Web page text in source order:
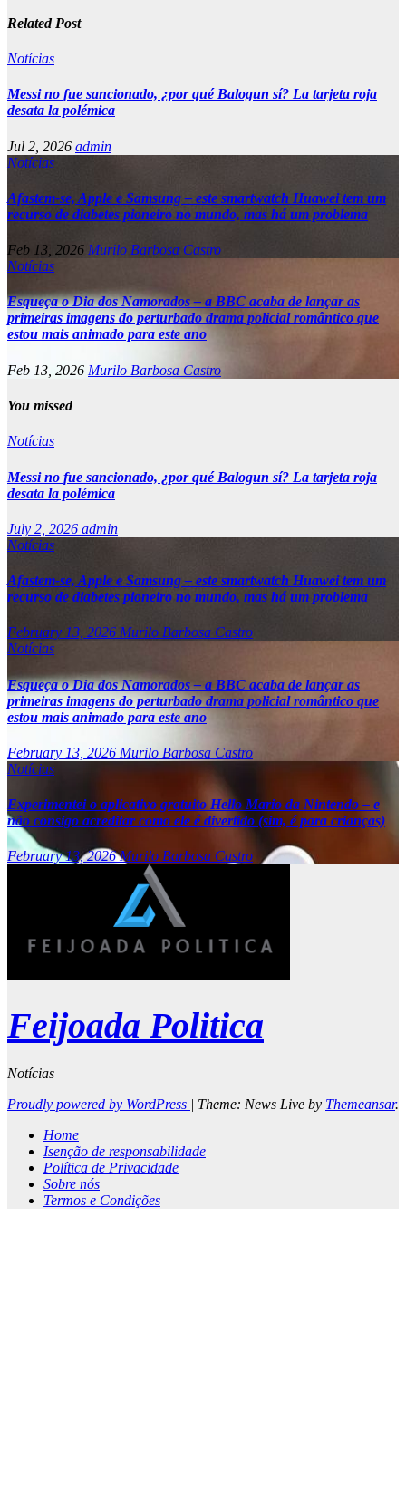
Related Post
Notícias
Messi no fue sancionado, ¿por qué Balogun sí? La tarjeta roja
desata la polémica
Jul 2, 2026 admin
Notícias
Afastem-se, Apple e Samsung – este smartwatch Huawei tem um
recurso de diabetes pioneiro no mundo, mas há um problema
Feb 13, 2026 Murilo Barbosa Castro
Notícias
Esqueça o Dia dos Namorados – a BBC acaba de lançar as
primeiras imagens do perturbado drama policial romântico que
estou mais animado para este ano
Feb 13, 2026 Murilo Barbosa Castro
You missed
Notícias
Messi no fue sancionado, ¿por qué Balogun sí? La tarjeta roja
desata la polémica
July 2, 2026 admin
Notícias
Afastem-se, Apple e Samsung – este smartwatch Huawei tem um
recurso de diabetes pioneiro no mundo, mas há um problema
February 13, 2026 Murilo Barbosa Castro
Notícias
Esqueça o Dia dos Namorados – a BBC acaba de lançar as
primeiras imagens do perturbado drama policial romântico que
estou mais animado para este ano
February 13, 2026 Murilo Barbosa Castro
Notícias
Experimentei o aplicativo gratuito Hello Mario da Nintendo – e
não consigo acreditar como ele é divertido (sim, é para crianças)
February 13, 2026Murilo Barbosa Castro
Feijoada Politica
Notícias
Proudly powered by WordPress | Theme: News Live by Themeansar.
Home
Isenção de responsabilidade
Política de Privacidade
Sobre nós
Termos e Condições